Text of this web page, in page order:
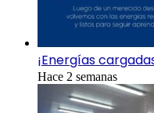
¡Energías
Hace 2 semanas